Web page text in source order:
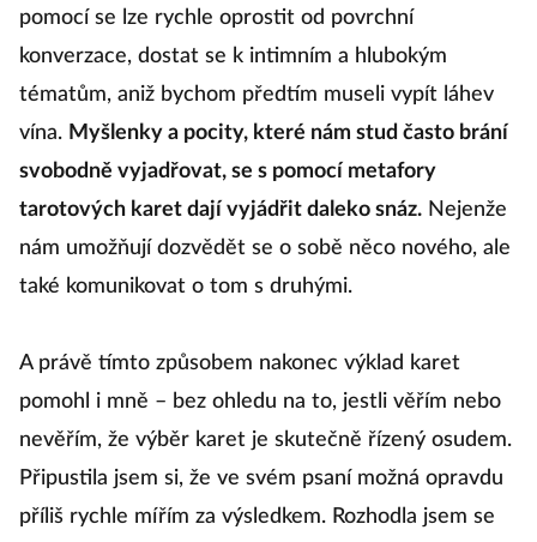
pomocí se lze rychle oprostit od povrchní
konverzace, dostat se k intimním a hlubokým
tématům, aniž bychom předtím museli vypít láhev
vína. Myšlenky a pocity, které nám stud často brání
svobodně vyjadřovat, se s pomocí metafory
tarotových karet dají vyjádřit daleko snáz. Nejenže
nám umožňují dozvědět se o sobě něco nového, ale
také komunikovat o tom s druhými.
A právě tímto způsobem nakonec výklad karet
pomohl i mně – bez ohledu na to, jestli věřím nebo
nevěřím, že výběr karet je skutečně řízený osudem.
Připustila jsem si, že ve svém psaní možná opravdu
příliš rychle mířím za výsledkem. Rozhodla jsem se